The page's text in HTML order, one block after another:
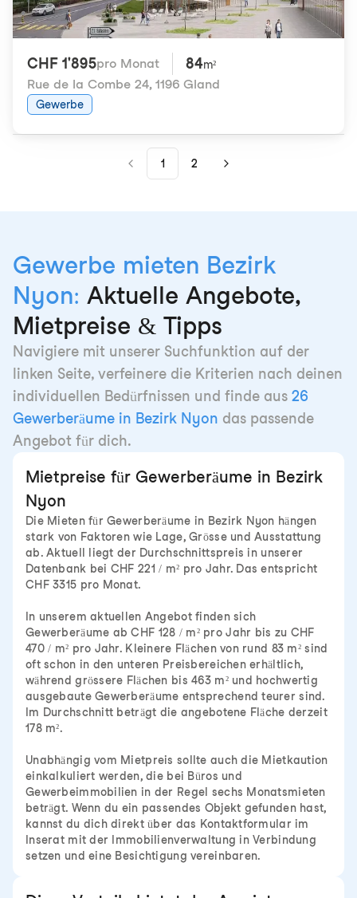
CHF 1'895pro Monat 84m²
Rue de la Combe 24, 1196 Gland
Gewerbe
1 2
Gewerbe mieten Bezirk
Nyon: Aktuelle Angebote,
Mietpreise & Tipps
Navigiere mit unserer Suchfunktion auf der
linken Seite, verfeinere die Kriterien nach deinen
individuellen Bedürfnissen und finde aus 26
Gewerberäume in Bezirk Nyon das passende
Angebot für dich.
Mietpreise für Gewerberäume in Bezirk
Nyon
Die Mieten für Gewerberäume in Bezirk Nyon hängen
stark von Faktoren wie Lage, Grösse und Ausstattung
ab. Aktuell liegt der Durchschnittspreis in unserer
Datenbank bei CHF 221 / m² pro Jahr. Das entspricht
CHF 3315 pro Monat.
In unserem aktuellen Angebot finden sich
Gewerberäume ab CHF 128 / m² pro Jahr bis zu CHF
470 / m² pro Jahr. Kleinere Flächen von rund 83 m² sind
oft schon in den unteren Preisbereichen erhältlich,
während grössere Flächen bis 463 m² und hochwertig
ausgebaute Gewerberäume entsprechend teurer sind.
Im Durchschnitt beträgt die angebotene Fläche derzeit
178 m².
Unabhängig vom Mietpreis sollte auch die Mietkaution
einkalkuliert werden, die bei Büros und
Gewerbeimmobilien in der Regel sechs Monatsmieten
beträgt. Wenn du ein passendes Objekt gefunden hast,
kannst du dich direkt über das Kontaktformular im
Inserat mit der Immobilienverwaltung in Verbindung
setzen und eine Besichtigung vereinbaren.